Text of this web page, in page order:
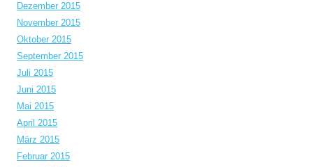
Dezember 2015
November 2015
Oktober 2015
September 2015
Juli 2015
Juni 2015
Mai 2015
April 2015
März 2015
Februar 2015